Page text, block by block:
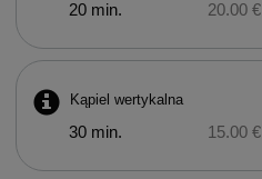
20 min. 20.00 €
Kąpiel wertykalna
30 min. 15.00 €